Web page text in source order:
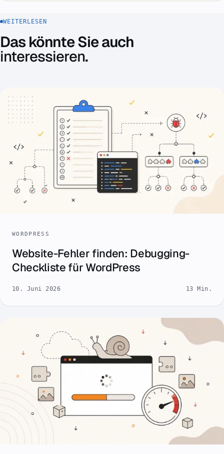
WEITERLESEN
Das könnte Sie auch
interessieren.
WORDPRESS
Website-Fehler finden: Debugging-
Checkliste für WordPress
10. Juni 2026 13 Min.